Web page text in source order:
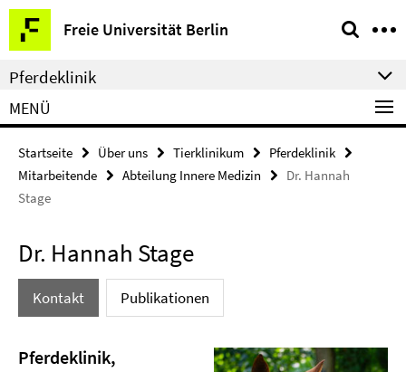
Springe
direkt
zu
Inhalt
Freie Universität Berlin
Service-
Navigation
Pferdeklinik
MENÜ
Startseite Über uns Tierklinikum
Pferdeklinik
Mitarbeitende
Abteilung Innere Medizin
Dr. Hannah
Stage
Dr. Hannah Stage
Kontakt Publikationen
Pferdeklinik,